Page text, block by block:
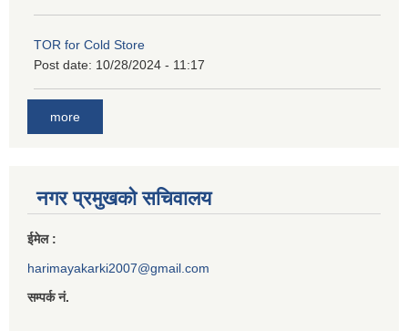
TOR for Cold Store
Post date: 10/28/2024 - 11:17
more
नगर प्रमुखको सचिवालय
ईमेल :
harimayakarki2007@gmail.com
सम्पर्क नं.